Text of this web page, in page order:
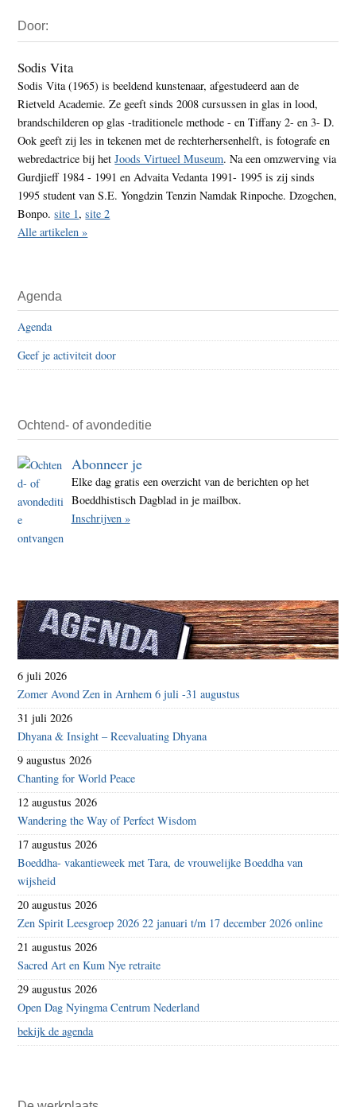
Sidebar
Door:
Sodis Vita
Sodis Vita (1965) is beeldend kunstenaar, afgestudeerd aan de
Rietveld Academie. Ze geeft sinds 2008 cursussen in glas in lood,
brandschilderen op glas -traditionele methode - en Tiffany 2- en 3- D.
Ook geeft zij les in tekenen met de rechterhersenhelft, is fotografe en
webredactrice bij hetJoods Virtueel Museum. Na een omzwerving via
Gurdjieff 1984 - 1991 en Advaita Vedanta 1991- 1995 is zij sinds
1995 student van S.E. Yongdzin Tenzin Namdak Rinpoche. Dzogchen,
Bonpo.site 1,site 2
Alle artikelen »
Agenda
Agenda
Geef je activiteit door
Ochtend- of avondeditie
Abonneer je
Elke dag gratis een overzicht van de berichten op het
Boeddhistisch Dagblad in je mailbox.
Inschrijven »
6 juli 2026
Zomer Avond Zen in Arnhem 6 juli -31 augustus
31 juli 2026
Dhyana & Insight – Reevaluating Dhyana
9 augustus 2026
Chanting for World Peace
12 augustus 2026
Wandering the Way of Perfect Wisdom
17 augustus 2026
Boeddha- vakantieweek met Tara, de vrouwelijke Boeddha van
wijsheid
20 augustus 2026
Zen Spirit Leesgroep 2026 22 januari t/m 17 december 2026 online
21 augustus 2026
Sacred Art en Kum Nye retraite
29 augustus 2026
Open Dag Nyingma Centrum Nederland
bekijk de agenda